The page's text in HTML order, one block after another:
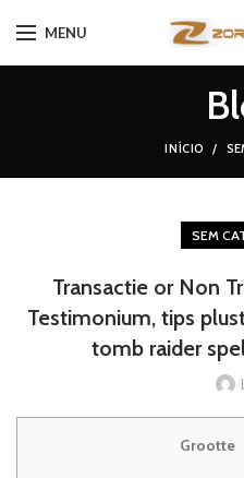
MENU
INÍCIO
SEM
Transactie or Non
Testimonium, tips
tomb raider
Grootte